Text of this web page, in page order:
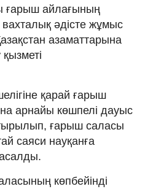
ғарыш айлағының
әдісте жұмыс
азаматтарына
қарай ғарыш
арнайы көшпелі дауыс
ғарыш саласы
саяси науқанға
көпбейінді